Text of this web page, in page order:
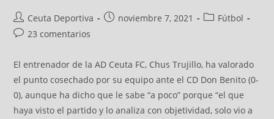
Ceuta Deportiva noviembre 7, 2021
Fútbol
23 comentarios
El entrenador de la AD Ceuta FC, Chus Trujillo, ha valorado
el punto cosechado por su equipo ante el CD Don Benito (0-
0), aunque ha dicho que le sabe “a poco” porque “el que
haya visto el partido y lo analiza con objetividad, solo vio a